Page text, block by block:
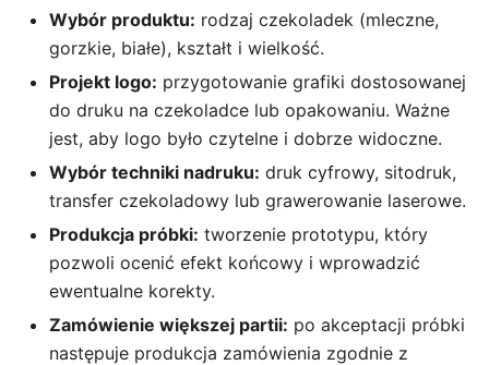
Wybór produktu: rodzaj czekoladek (mleczne,
gorzkie, białe), kształt i wielkość.
Projekt logo: przygotowanie grafiki dostosowanej
do druku na czekoladce lub opakowaniu. Ważne
jest, aby logo było czytelne i dobrze widoczne.
Wybór techniki nadruku: druk cyfrowy, sitodruk,
transfer czekoladowy lub grawerowanie laserowe.
Produkcja próbki: tworzenie prototypu, który
pozwoli ocenić efekt końcowy i wprowadzić
ewentualne korekty.
Zamówienie większej partii: po akceptacji próbki
następuje produkcja zamówienia zgodnie z